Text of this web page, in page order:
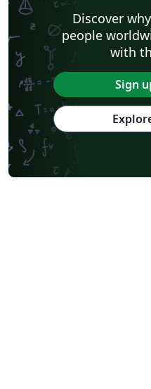
Discover
people
with
Sign